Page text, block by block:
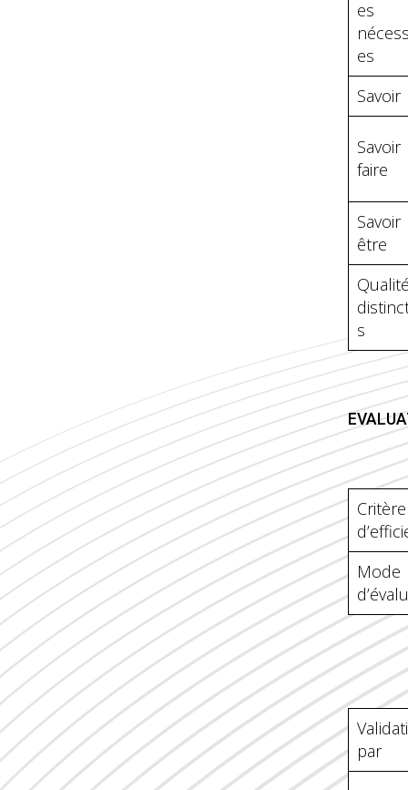
es
es
Savoir
Savoir
faire
Savoir
être
s
Critère
Mode
par